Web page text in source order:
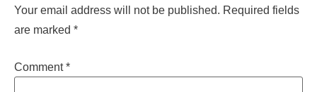
Your email address will not be published. Required fields
are marked *
Comment*